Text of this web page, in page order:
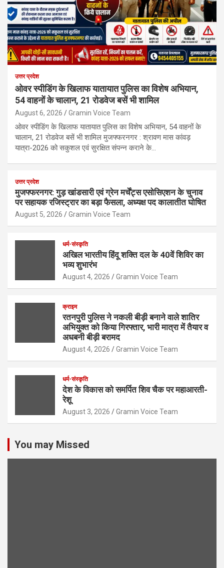
उत्तर प्रदेश
ओवर स्पीडिंग के खिलाफ यातायात पुलिस का विशेष अभियान,
54 वाहनों के चालान, 21 रोडवेज बसें भी शामिल
August 6, 2026 Gramin Voice Team
ओवर स्पीडिंग के खिलाफ यातायात पुलिस का विशेष अभियान, 54 वाहनों के
चालान, 21 रोडवेज बसें भी शामिल मुजफ्फरनगर : श्रावण मास कांवड़
यात्रा-2026 को सकुशल एवं सुरक्षित संपन्न कराने के…
उत्तर प्रदेश
मुजफ्फरनगर: गुड़ खांडसारी एवं ग्रेन मर्चेंट्स एसोसिएशन के चुनाव
पर सहायक रजिस्ट्रार का बड़ा फैसला, अध्यक्ष पद कालातीत घोषित
August 5, 2026 Gramin Voice Team
धर्म-संस्कृति
अखिल भारतीय हिंदू शक्ति दल के 40वें शिविर का
भव्य शुभारंभ
August 4, 2026 Gramin Voice Team
क्राइम
रतनपुरी पुलिस ने नकली बीड़ी बनाने वाले शातिर
अभियुक्त को किया गिरफ्तार, भारी मात्रा में तैयार व
अधबनी बीड़ी बरामद
August 4, 2026 Gramin Voice Team
धर्म-संस्कृति
देश के विकास को समर्पित शिव चैक पर महाआरती-
रेशू
August 3, 2026 Gramin Voice Team
You may Missed